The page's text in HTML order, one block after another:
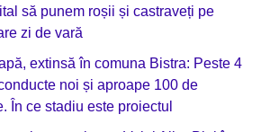
să punem roșii și castraveți pe
zi de vară
extinsă în comuna Bistra: Peste 4
noi și aproape 100 de
În ce stadiu este proiectul